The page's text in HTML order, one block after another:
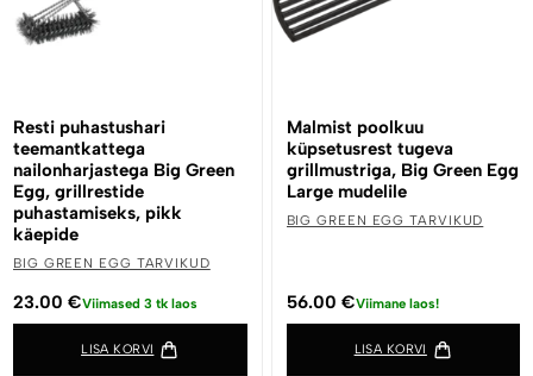
Resti puhastushari
teemantkattega
nailonharjastega Big Green
Egg, grillrestide
puhastamiseks, pikk
käepide
BIG GREEN EGG TARVIKUD
23.00 €Viimased 3 tk laos
LISA KORVI
Malmist poolkuu
küpsetusrest tugeva
grillmustriga, Big Green Egg
Large mudelile
BIG GREEN EGG TARVIKUD
56.00 €Viimane laos!
LISA KORVI